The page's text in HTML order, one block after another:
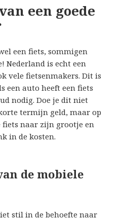
een goede
een fiets, sommigen
Nederland is echt een
vele fietsenmakers. Dit is
een auto heeft een fiets
nodig. Doe je dit niet
termijn geld, maar op
naar zijn grootje en
in de kosten.
de mobiele
stil in de behoefte naar